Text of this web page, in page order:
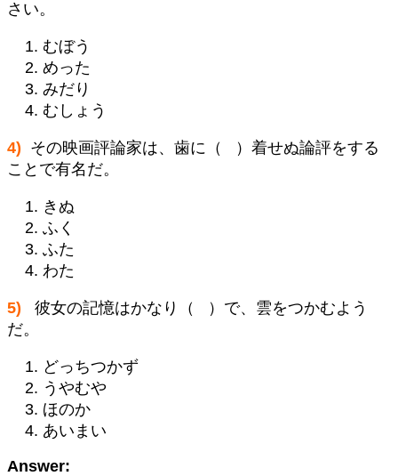
さい。
むぼう
めった
みだり
むしょう
4) その映画評論家は、歯に（ ）着せぬ論評をする
ことで有名だ。
きぬ
ふく
ふた
わた
5) 彼女の記憶はかなり（ ）で、雲をつかむよう
だ。
どっちつかず
うやむや
ほのか
あいまい
Answer: